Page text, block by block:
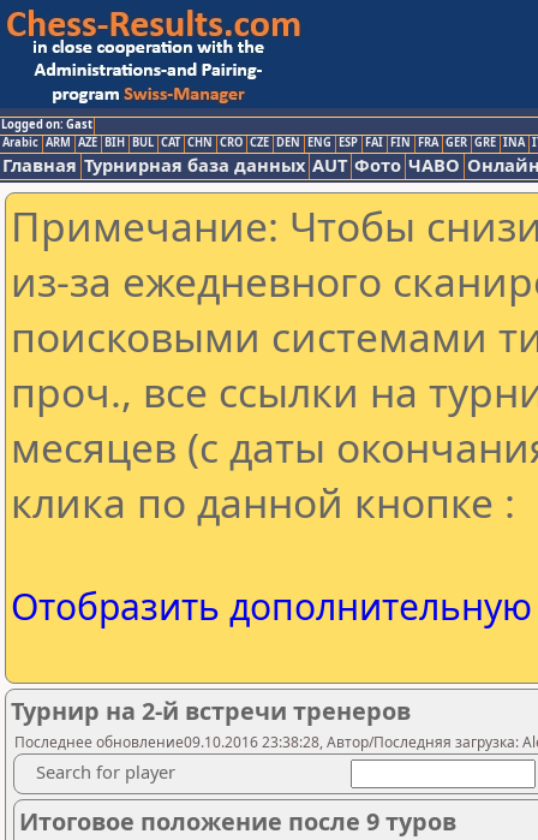
Logged on: Gast
Arabic ARM AZE BIH BUL CAT CHN CRO CZE DEN ENG ESP FAI FIN FRA GER GRE INA
Главная Турнирная база данных AUT Фото ЧАВО
Примечание: Чтобы
из-за ежедневного
поисковыми системами
проч., все ссылки на
месяцев (с даты
клика по данной кнопке :
Отобразить
Турнир на 2-й встречи тренеров
Последнее обновление09.10.2016 23:38:28, Автор/Последняя загрузка:
Search for player
Итоговое положение после 9 туров